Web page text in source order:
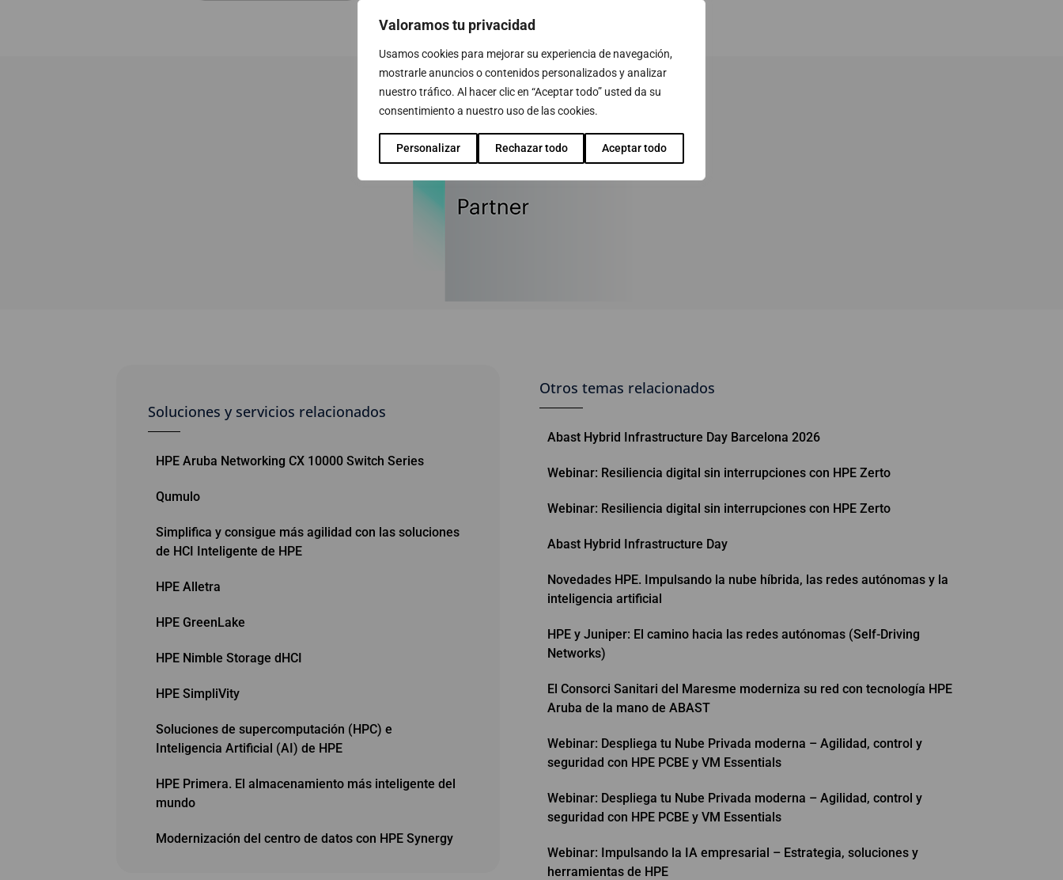
Valoramos tu privacidad
Usamos cookies para mejorar su experiencia de navegación,
mostrarle anuncios o contenidos personalizados y analizar
nuestro tráfico. Al hacer clic en “Aceptar todo” usted da su
consentimiento a nuestro uso de las cookies.
Personalizar Rechazar todo Aceptar todo
Soluciones y servicios relacionados
HPE Aruba Networking CX 10000 Switch Series
Qumulo
Simplifica y consigue más agilidad con las soluciones
de HCI Inteligente de HPE
HPE Alletra
HPE GreenLake
HPE Nimble Storage dHCI
HPE SimpliVity
Soluciones de supercomputación (HPC) e
Inteligencia Artificial (AI) de HPE
HPE Primera. El almacenamiento más inteligente del
mundo
Modernización del centro de datos con HPE Synergy
Otros temas relacionados
Abast Hybrid Infrastructure Day Barcelona 2026
Webinar: Resiliencia digital sin interrupciones con HPE Zerto
Webinar: Resiliencia digital sin interrupciones con HPE Zerto
Abast Hybrid Infrastructure Day
Novedades HPE. Impulsando la nube híbrida, las redes autónomas y la
inteligencia artificial
HPE y Juniper: El camino hacia las redes autónomas (Self-Driving
Networks)
El Consorci Sanitari del Maresme moderniza su red con tecnología HPE
Aruba de la mano de ABAST
Webinar: Despliega tu Nube Privada moderna – Agilidad, control y
seguridad con HPE PCBE y VM Essentials
Webinar: Despliega tu Nube Privada moderna – Agilidad, control y
seguridad con HPE PCBE y VM Essentials
Webinar: Impulsando la IA empresarial – Estrategia, soluciones y
herramientas de HPE